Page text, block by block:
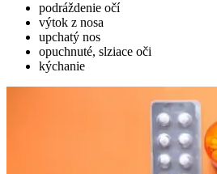
podráždenie očí
výtok z nosa
upchatý nos
opuchnuté, slziace oči
kýchanie